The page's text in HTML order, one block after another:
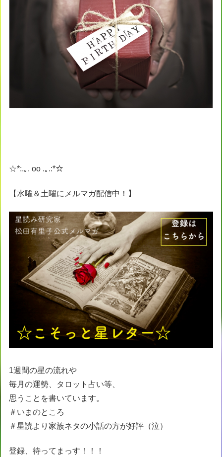
☆*:.｡. oo .｡.:*☆
【水曜＆土曜にメルマガ配信中！】
1週間の星の流れや
毎月の運勢、タロット占い等、
思うことを書いています。
＃いまのところ
＃星読より家族ネタの小話の方が好評（泣）
登録、待ってまっす！！！